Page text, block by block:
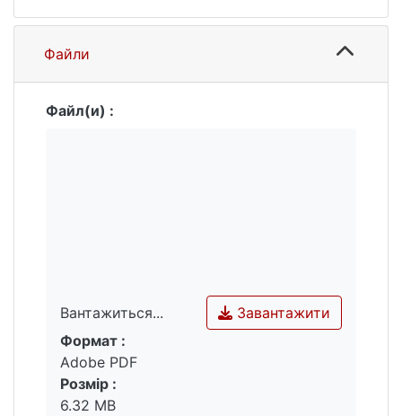
Файли
Файл(и) :
Вантажиться...
Вантажиться...
Завантажити
Формат :
Adobe PDF
Розмір :
6.32 MB